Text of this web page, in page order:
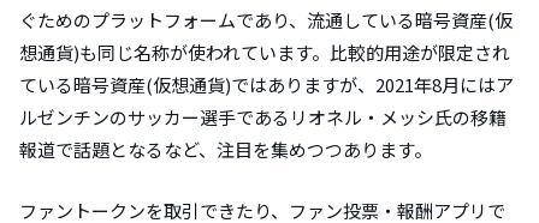
ぐためのプラットフォームであり、流通している暗号資産(仮
想通貨)も同じ名称が使われています。比較的用途が限定され
ている暗号資産(仮想通貨)ではありますが、2021年8月にはア
ルゼンチンのサッカー選手であるリオネル・メッシ氏の移籍
報道で話題となるなど、注目を集めつつあります。
ファントークンを取引できたり、ファン投票・報酬アプリで